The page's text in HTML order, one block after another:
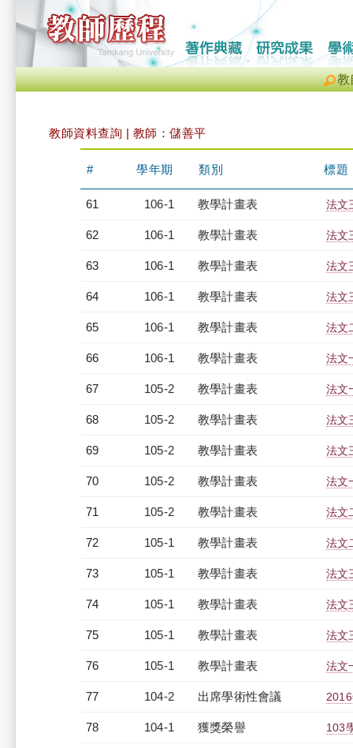
教
教師資料查詢 | 教師：儲善平
# 學年期 類別 標題
61 106-1 教學計畫表 法文
62 106-1 教學計畫表 法文
63 106-1 教學計畫表 法文
64 106-1 教學計畫表 法文
65 106-1 教學計畫表 法文
66 106-1 教學計畫表 法文
67 105-2 教學計畫表 法文
68 105-2 教學計畫表 法文
69 105-2 教學計畫表 法文
70 105-2 教學計畫表 法文
71 105-2 教學計畫表 法文
72 105-1 教學計畫表 法文
73 105-1 教學計畫表 法文
74 105-1 教學計畫表 法文
75 105-1 教學計畫表 法文
76 105-1 教學計畫表 法文
77 104-2 出席學術性會議
78 104-1 獲獎榮譽 103